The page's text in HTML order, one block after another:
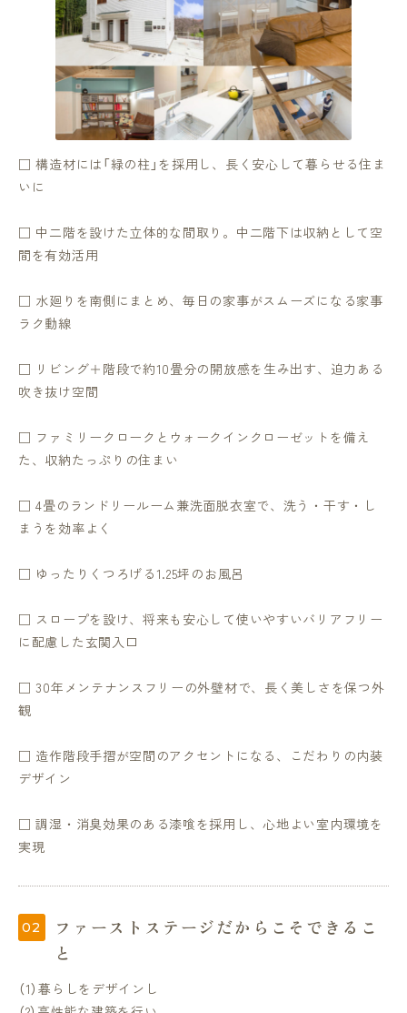
□ 構造材には「緑の柱」を採用し、長く安心して暮らせる住ま
いに
□ 中二階を設けた立体的な間取り。中二階下は収納として空
間を有効活用
□ 水廻りを南側にまとめ、毎日の家事がスムーズになる家事
ラク動線
□ リビング＋階段で約10畳分の開放感を生み出す、迫力ある
吹き抜け空間
□ ファミリークロークとウォークインクローゼットを備え
た、収納たっぷりの住まい
□ 4畳のランドリールーム兼洗面脱衣室で、洗う・干す・し
まうを効率よく
□ ゆったりくつろげる1.25坪のお風呂
□ スロープを設け、将来も安心して使いやすいバリアフリー
に配慮した玄関入口
□ 30年メンテナンスフリーの外壁材で、長く美しさを保つ外
観
□ 造作階段手摺が空間のアクセントになる、こだわりの内装
デザイン
□ 調湿・消臭効果のある漆喰を採用し、心地よい室内環境を
実現
ファーストステージだからこそできるこ
と
（1）暮らしをデザインし